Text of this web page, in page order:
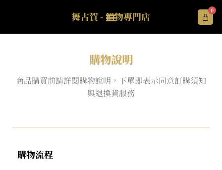
舞古賀 - 鍋物專門店 0
購物說明
商品購買前請詳閱購物說明，下單即表示同意訂購須知
與退換貨服務
購物流程